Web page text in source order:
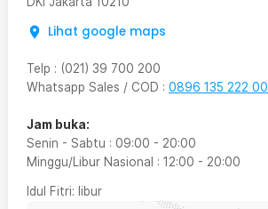
Lihat google maps
Telp : (021) 39 700 200
Whatsapp Sales / COD : 0896 135 222 00
Jam buka:
Senin - Sabtu : 09:00 - 20:00
Minggu/Libur Nasional : 12:00 - 20:00
Idul Fitri: libur